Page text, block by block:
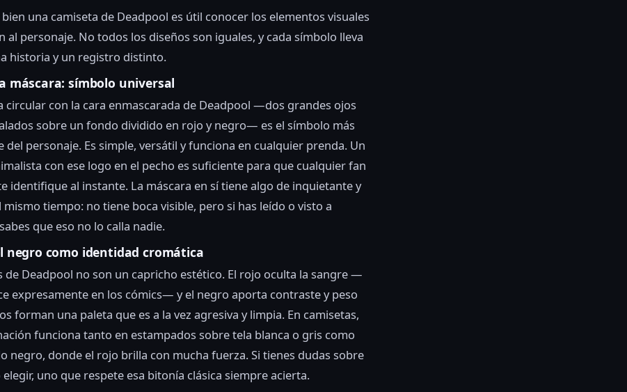
una camiseta de Deadpool es útil conocer los elementos visuales
al personaje. No todos los diseños son iguales, y cada símbolo lleva
historia y un registro distinto.
máscara: símbolo universal
circular con la cara enmascarada de Deadpool —dos grandes ojos
sobre un fondo dividido en rojo y negro— es el símbolo más
del personaje. Es simple, versátil y funciona en cualquier prenda. Un
con ese logo en el pecho es suficiente para que cualquier fan
identifique al instante. La máscara en sí tiene algo de inquietante y
tiempo: no tiene boca visible, pero si has leído o visto a
que eso no lo calla nadie.
negro como identidad cromática
de Deadpool no son un capricho estético. El rojo oculta la sangre —
expresamente en los cómics— y el negro aporta contraste y peso
forman una paleta que es a la vez agresiva y limpia. En camisetas,
funciona tanto en estampados sobre tela blanca o gris como
negro, donde el rojo brilla con mucha fuerza. Si tienes dudas sobre
uno que respete esa bitonía clásica siempre acierta.